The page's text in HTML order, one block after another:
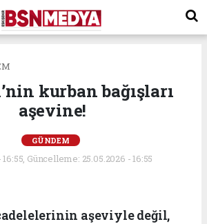
kurban bağışları
aşevine!
GÜNDEM
16:55, Güncelleme: 25.05.2026 - 16:55
aşeviyle değil,